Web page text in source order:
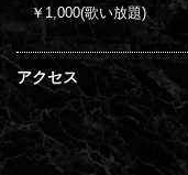
￥1,000(歌い放題)
アクセス